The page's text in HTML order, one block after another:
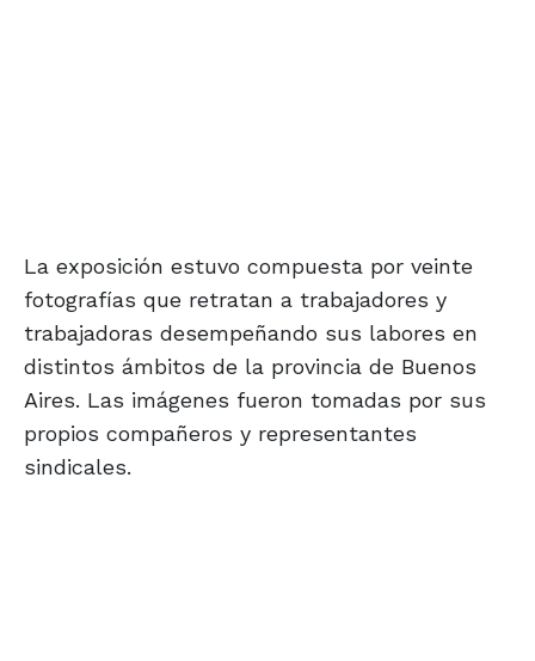
La exposición estuvo compuesta por veinte
fotografías que retratan a trabajadores y
trabajadoras desempeñando sus labores en
distintos ámbitos de la provincia de Buenos
Aires. Las imágenes fueron tomadas por sus
propios compañeros y representantes
sindicales.